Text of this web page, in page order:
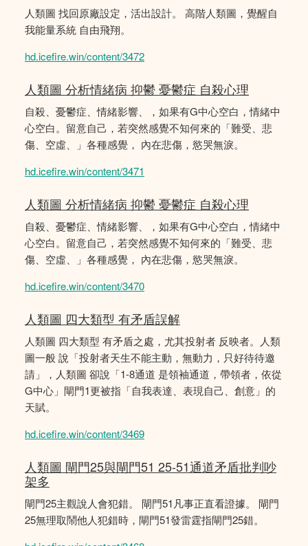
人類圖 找回原廠設定，活出設計。 高階人類圖，覺醒自
我能量系統 自由飛翔。
hd.icefire.win/content/3472
人類圖 分析情緒病 抑鬱 憂鬱症 自殺心理
自殺、憂鬱症、情緒影響、，如果有G中心空白，情緒中
心空白。留意自己，若突然感覺不知何來的「難受、悲
傷、空虛、」各種感覺， 內在悲傷，慾哭無淚。
hd.icefire.win/content/3471
人類圖 分析情緒病 抑鬱 憂鬱症 自殺心理
自殺、憂鬱症、情緒影響、，如果有G中心空白，情緒中
心空白。留意自己，若突然感覺不知何來的「難受、悲
傷、空虛、」各種感覺， 內在悲傷，慾哭無淚。
hd.icefire.win/content/3470
人類圖 四大類型 有矛盾誤解
人類圖 四大類型 有矛盾之處，尤其投射者 反映者。人類
圖一般 說「投射者天生不能主動，無動力，只好待待邀
請」，人類圖 卻說「1-8通道 是領袖通道，帶領者，依從
G中心」閘門1更被指「自我表達、表現自己、創意」的
天賦。
hd.icefire.win/content/3469
人類圖 閘門25與閘門51 25-51通道矛盾批判吵
架多
閘門25主觀說人會犯錯。 閘門51凡事正直看證據。 閘門
25無理取鬧他人犯錯時，閘門51發雷霆指閘門25錯。